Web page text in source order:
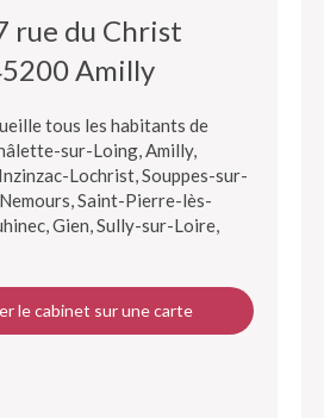
rue du Christ
Amilly
tous les habitants de
sur-Loing, Amilly,
Lochrist, Souppes-sur-
Saint-Pierre-lès-
Gien, Sully-sur-Loire,
le cabinet sur une carte